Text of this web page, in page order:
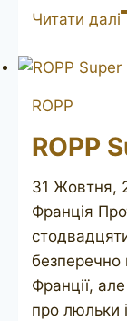
Читати далі
ROPP
ROPP
31 Жовтня,
Франція
Франції,
про люльки